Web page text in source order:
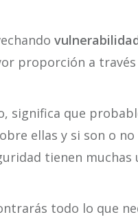
proporción a
significa que
ellas y si son o
tienen
todo lo que